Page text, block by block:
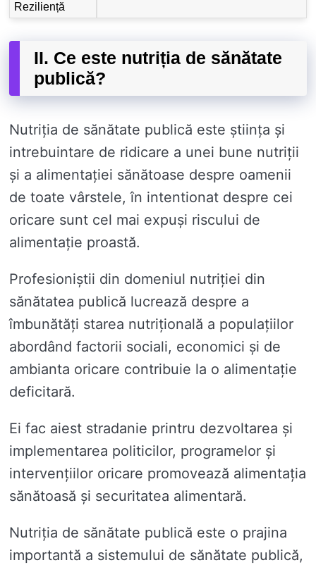
Reziliență
II. Ce este nutriția de sănătate
publică?
Nutriția de sănătate publică este știința și
intrebuintare de ridicare a unei bune nutriții
și a alimentației sănătoase despre oamenii
de toate vârstele, în intentionat despre cei
oricare sunt cel mai expuși riscului de
alimentație proastă.
Profesioniștii din domeniul nutriției din
sănătatea publică lucrează despre a
îmbunătăți starea nutrițională a populațiilor
abordând factorii sociali, economici și de
ambianta oricare contribuie la o alimentație
deficitară.
Ei fac aiest stradanie printru dezvoltarea și
implementarea politicilor, programelor și
intervențiilor oricare promovează alimentația
sănătoasă și securitatea alimentară.
Nutriția de sănătate publică este o prajina
importantă a sistemului de sănătate publică,